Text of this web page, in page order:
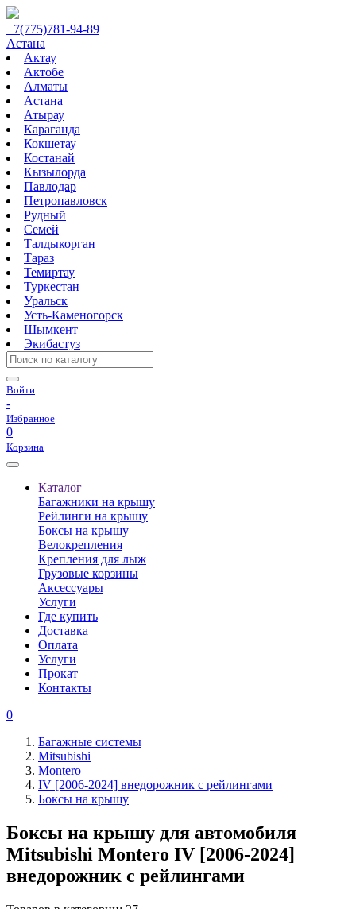
+7(775)781-94-89
Астана
Актау
Актобе
Алматы
Астана
Атырау
Караганда
Кокшетау
Костанай
Кызылорда
Павлодар
Петропавловск
Рудный
Семей
Талдыкорган
Тараз
Темиртау
Туркестан
Уральск
Усть-Каменогорск
Шымкент
Экибастуз
Войти
-
Избранное
0
Корзина
Каталог
Багажники на крышу
Рейлинги на крышу
Боксы на крышу
Велокрепления
Крепления для лыж
Грузовые корзины
Аксессуары
Услуги
Где купить
Доставка
Оплата
Услуги
Прокат
Контакты
0
Багажные системы
Mitsubishi
Montero
IV [2006-2024] внедорожник с рейлингами
Боксы на крышу
Боксы на крышу для автомобиля
Mitsubishi Montero IV [2006-2024]
внедорожник с рейлингами